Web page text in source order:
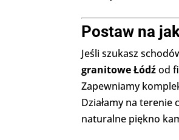
Postaw na
Jeśli szukasz
granitowe Łódźod
Zapewniamy
Działamy na terenie
naturalne piękno